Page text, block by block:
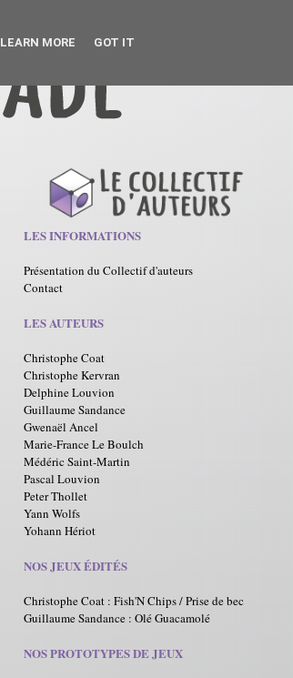
LES INFORMATIONS
Présentation du Collectif d'auteurs
Contact
LES AUTEURS
Christophe Coat
Christophe Kervran
Delphine Louvion
Guillaume Sandance
Gwenaël Ancel
Marie-France Le Boulch
Médéric Saint-Martin
Pascal Louvion
Peter Thollet
Yann Wolfs
Yohann Hériot
NOS JEUX ÉDITÉS
Christophe Coat : Fish'N Chips / Prise de bec
Guillaume Sandance : Olé Guacamolé
NOS PROTOTYPES DE JEUX
LEARN MORE GOT IT